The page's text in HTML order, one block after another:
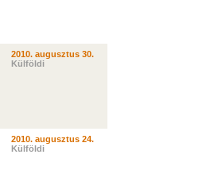
2010. augusztus 30.
Külföldi
2010. augusztus 24.
Külföldi